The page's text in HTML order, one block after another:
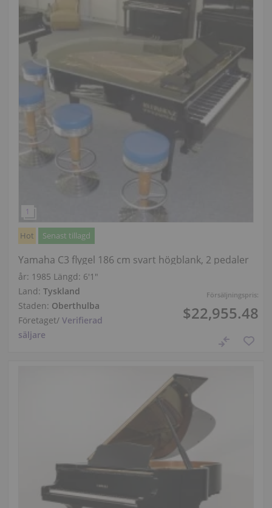
Försäljningspris:
$22,955.48
Hot Senast tillagd
Yamaha C3 flygel 186 cm svart högblank, 2 pedaler
år: 1985 Längd: 6′1″
Land: Tyskland
Staden: Oberthulba
Företaget/ Verifierad
säljare